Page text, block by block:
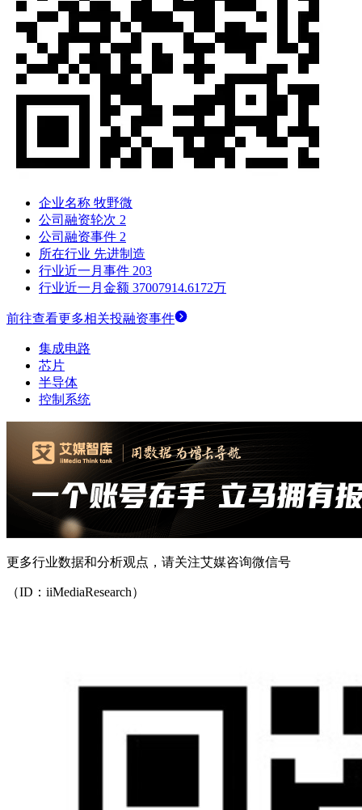
企业名称 牧野微
公司融资轮次 2
公司融资事件 2
所在行业 先进制造
行业近一月事件 203
行业近一月金额 37007914.6172万
前往查看更多相关投融资事件
集成电路
芯片
半导体
控制系统
更多行业数据和分析观点，请关注艾媒咨询微信号
（ID：iiMediaResearch）